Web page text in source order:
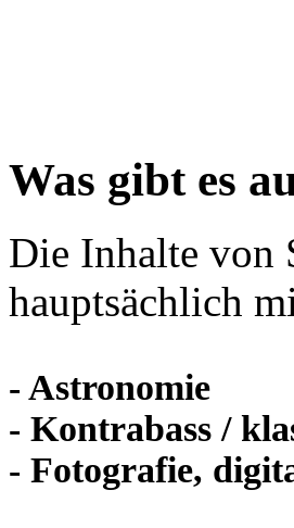
Was gibt es
Die Inhalte von
hauptsächlich
- Astronomie
- Kontrabass /
- Fotografie,